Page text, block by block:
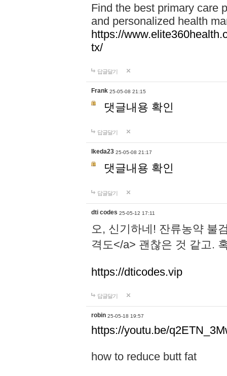
Find the best primary care
and personalized health
https://
tx/
답글달기
Frank 25-05-08 21:15
댓글내용 확인
답글달기
Ikeda23 25-05-08 21:17
댓글내용 확인
답글달기
dti codes 25-05-12 17:11
오, 신기하네! 잔류농약 불
격도</a> 괜찮은 것 같고.
https://dticodes.vip
답글달기
robin 25-05-18 19:57
https://youtu.be/
how to reduce butt fat